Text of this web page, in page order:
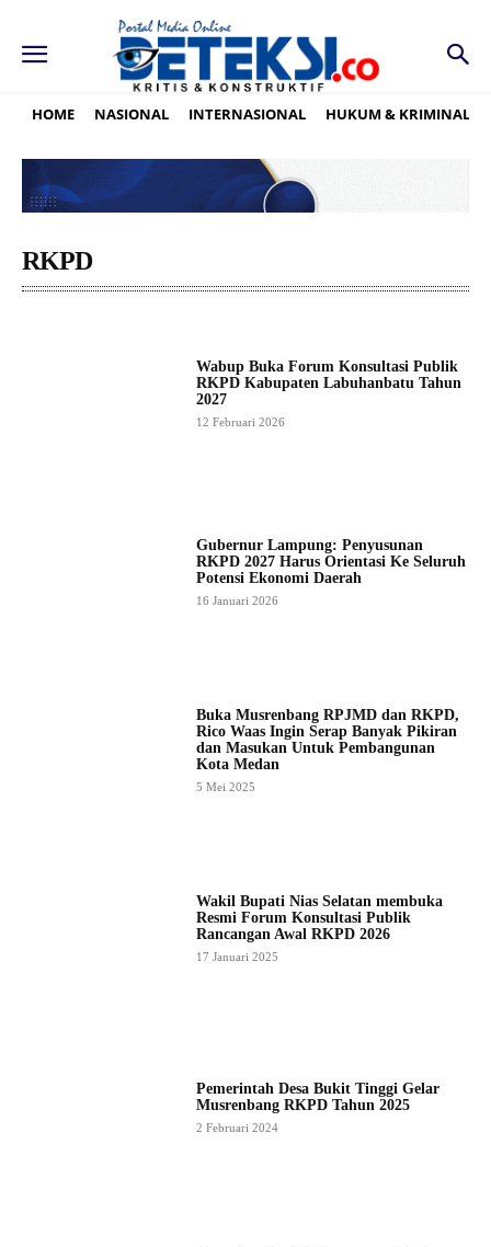
HOME NASIONAL INTERNASIONAL HUKUM & KRIMINAL
RKPD
Wabup Buka Forum Konsultasi Publik
RKPD Kabupaten Labuhanbatu Tahun
2027
12 Februari 2026
Gubernur Lampung: Penyusunan
RKPD 2027 Harus Orientasi Ke Seluruh
Potensi Ekonomi Daerah
16 Januari 2026
Buka Musrenbang RPJMD dan RKPD,
Rico Waas Ingin Serap Banyak Pikiran
dan Masukan Untuk Pembangunan
Kota Medan
5 Mei 2025
Wakil Bupati Nias Selatan membuka
Resmi Forum Konsultasi Publik
Rancangan Awal RKPD 2026
17 Januari 2025
Pemerintah Desa Bukit Tinggi Gelar
Musrenbang RKPD Tahun 2025
2 Februari 2024